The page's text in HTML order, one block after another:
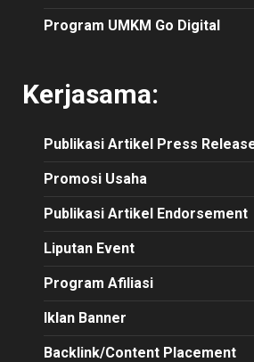
Program UMKM Go Digital
Kerjasama:
Publikasi Artikel Press
Promosi Usaha
Publikasi Artikel Endorsement
Liputan Event
Program Afiliasi
Iklan Banner
Backlink/Content Placement